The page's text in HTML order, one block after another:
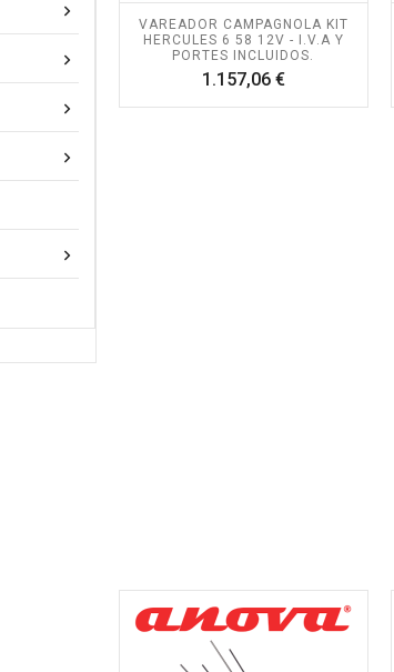
VAREADOR CAMPAGNOLA KIT
HERCULES 6 58 12V - I.V.A Y
PORTES INCLUIDOS.
1.157,06 €Precio